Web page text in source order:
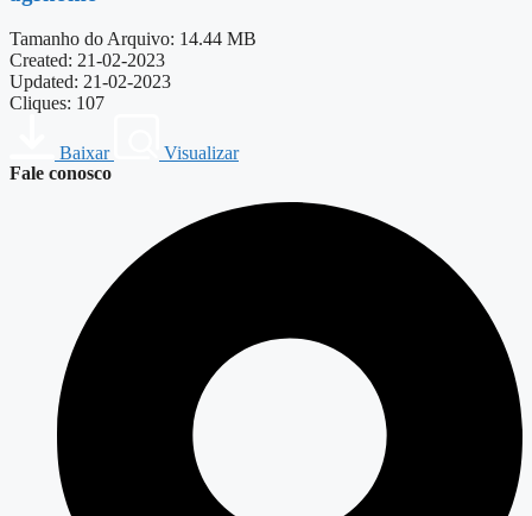
Tamanho do Arquivo: 14.44 MB
Created: 21-02-2023
Updated: 21-02-2023
Cliques: 107
Baixar
Visualizar
Fale conosco